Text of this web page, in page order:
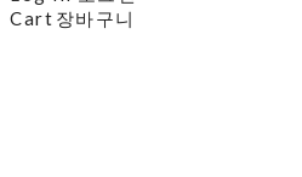
Cart 장바구니